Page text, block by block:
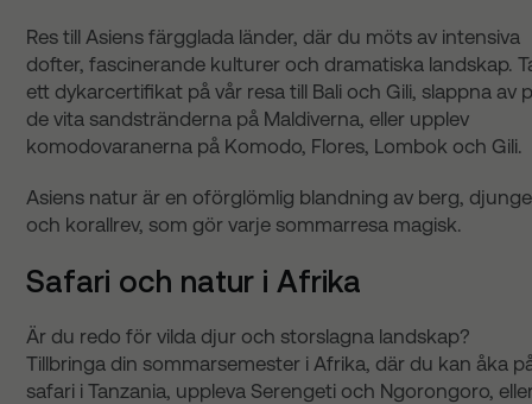
Res till Asiens färgglada länder, där du möts av intensiva
dofter, fascinerande kulturer och dramatiska landskap.
ett dykarcertifikat på vår resa till Bali och Gili, slappna av
de vita sandstränderna på Maldiverna, eller upplev
komodovaranerna på Komodo, Flores, Lombok och Gili.
Asiens natur är en oförglömlig blandning av berg,
och korallrev, som gör varje sommarresa magisk.
Safari och natur i Afrika
Är du redo för vilda djur och storslagna landskap?
Tillbringa din sommarsemester i Afrika, där du kan åka
safari i Tanzania, uppleva Serengeti och Ngorongoro,